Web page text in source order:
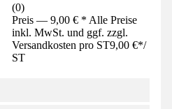
(0)
Preis — 9,00 € * Alle Preise
inkl. MwSt. und ggf. zzgl.
Versandkosten pro ST9,00 €*/
ST